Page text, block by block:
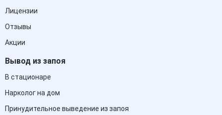
Лицензии
Отзывы
Акции
Вывод из запоя
В стационаре
Нарколог на дом
Принудительное выведение из запоя